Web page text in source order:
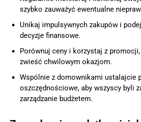
szybko zauważyć ewentualne
Unikaj impulsywnych zakupów i
decyzje finansowe.
Porównuj ceny i korzystaj z
zwieść chwilowym okazjom.
Wspólnie z domownikami ustalajcie
oszczędnościowe, aby wszyscy byli
zarządzanie budżetem.